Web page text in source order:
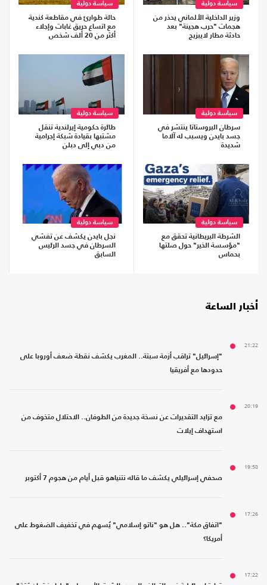
سياسة دولية
وزير الداخلية الألماني يحذر من
هجمات "حرب هجينة" بعد
حادثة مطار لايبزيج
سياسة دولية
حالة طوارئ في مقاطعة كندية
مع اتساع حريق غابات وإجلاء
أكثر من 20 ألف شخص
سياسة دولية
سرطان البروستاتا ينتشر في
جسد بايدن ويسبب له آلاما
شديدة
سياسة دولية
طائرة حكومية إيرلندية تنقل
مشتبها بقيادة شبكة إجرامية
من دبي إلى دبلن
سياسة دولية
الشرطة البريطانية تحقق مع
"مؤسسة الخير" حول صلتها
بحماس
سياسة دولية
نجل بايدن يكشف عن تفشي
السرطان في جسد الرئيس
السابق
أخبار الساعة
21:22
"إسرائيل" تراقب أزمة سبتة.. المغرب يكشف نقطة ضعف أوروبا على
حدودها مع أفريقيا
20:19
مع تزايد التقديرات عن نسخة جديدة من الطوفان.. الاحتلال متخوف من
استهداف إيلات
19:58
صحفي إسرائيلي يكشف ما قاله نتنياهو قبل أيام من هجوم 7 أكتوبر
17:26
"اتفاق مكة".. هل هو "ناتو إسلامي" يُسهم في تخفيف الضغوط على
أمريكا؟
17:22